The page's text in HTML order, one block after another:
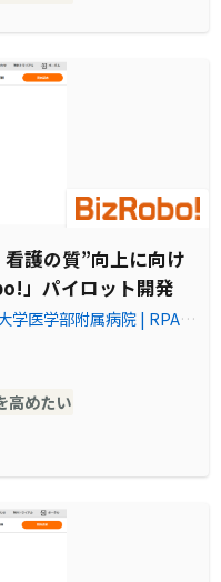
護の質”向上に向け
」パイロット開発
学医学部附属病院 | RPA テ
ズロボ）」
高めたい